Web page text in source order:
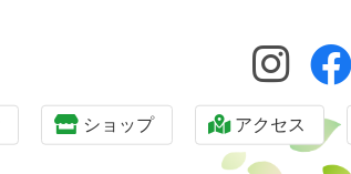
ショップ アクセス